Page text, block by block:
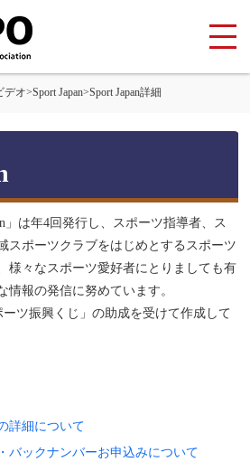
デオ>Sport Japan>Sport Japan詳細
」は年4回発行し、スポーツ指導者、ス
スポーツクラブをはじめとするスポーツ
様々なスポーツ愛好者にとりましても有
情報の発信に努めています。
ーツ振興くじ」の助成を受けて作成して
詳細について
バックナンバーお申込みについて